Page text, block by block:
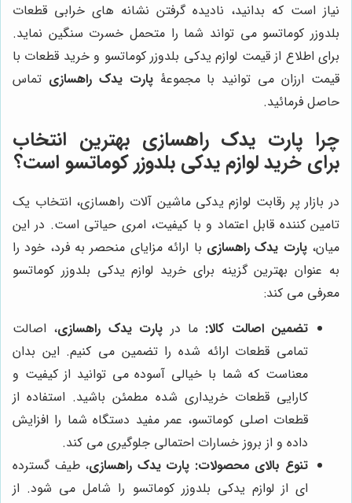
نیاز است که بدانید، نادیده گرفتن نشانه های خرابی قطعات
بلدوزر کوماتسو می تواند شما را متحمل خسرت سنگین نماید.
برای اطلاع از قیمت لوازم یدکی بلدوزر کوماتسو و خرید قطعات با
قیمت ارزان می توانید با مجموعۀپارت یدک راهسازی تماس
حاصل فرمائید.
چرا پارت یدک راهسازی بهترین انتخاب
برای خرید لوازم یدکی بلدوزر کوماتسو است؟
در بازار پر رقابت لوازم یدکی ماشین آلات راهسازی، انتخاب یک
تامین کننده قابل اعتماد و با کیفیت، امری حیاتی است. در این
میان،پارت یدک راهسازی با ارائه مزایای منحصر به فرد، خود را
به عنوان بهترین گزینه برای خرید لوازم یدکی بلدوزر کوماتسو
معرفی می کند:
تضمین اصالت کالا: ما در پارت یدک راهسازی، اصالت
تمامی قطعات ارائه شده را تضمین می کنیم. این بدان
معناست که شما با خیالی آسوده می توانید از کیفیت و
کارایی قطعات خریداری شده مطمئن باشید. استفاده از
قطعات اصلی کوماتسو، عمر مفید دستگاه شما را افزایش
داده و از بروز خسارات احتمالی جلوگیری می کند.
تنوع بالای محصولات: پارت یدک راهسازی، طیف گسترده
ای از لوازم یدکی بلدوزر کوماتسو را شامل می شود. از